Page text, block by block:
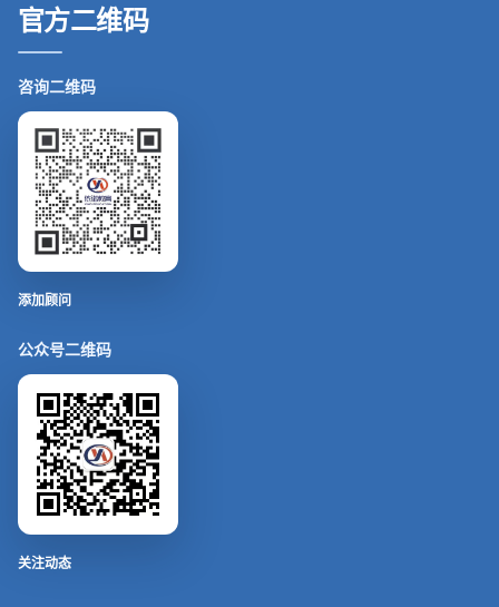
官方二维码
咨询二维码
添加顾问
公众号二维码
关注动态